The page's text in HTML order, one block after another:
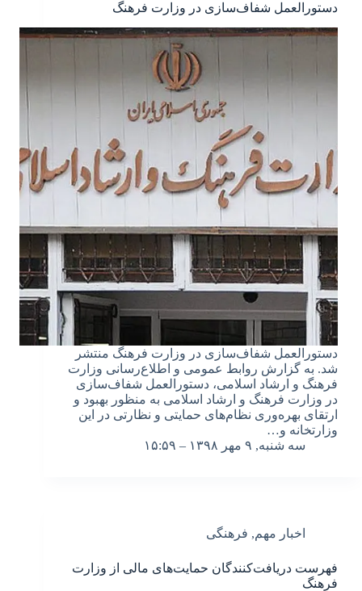
دستورالعمل شفاف‌سازی در وزارت فرهنگ
دستورالعمل شفاف‌سازی در وزارت فرهنگ منتشر
شد. به گزارش روابط عمومی و اطلاع‌رسانی وزارت
فرهنگ و ارشاد اسلامی، دستورالعمل شفاف‌سازی
در وزارت فرهنگ و ارشاد اسلامی به منظور بهبود و
ارتقای بهره‌وری نظام‌های حمایتی و نظارتی در این
وزارتخانه و…
سه شنبه, ۹ مهر ۱۳۹۸ – ۱۵:۵۹
اخبار مهم, فرهنگی
فهرست دریافت‌کنندگان حمایت‌های مالی از وزارت
فرهنگ